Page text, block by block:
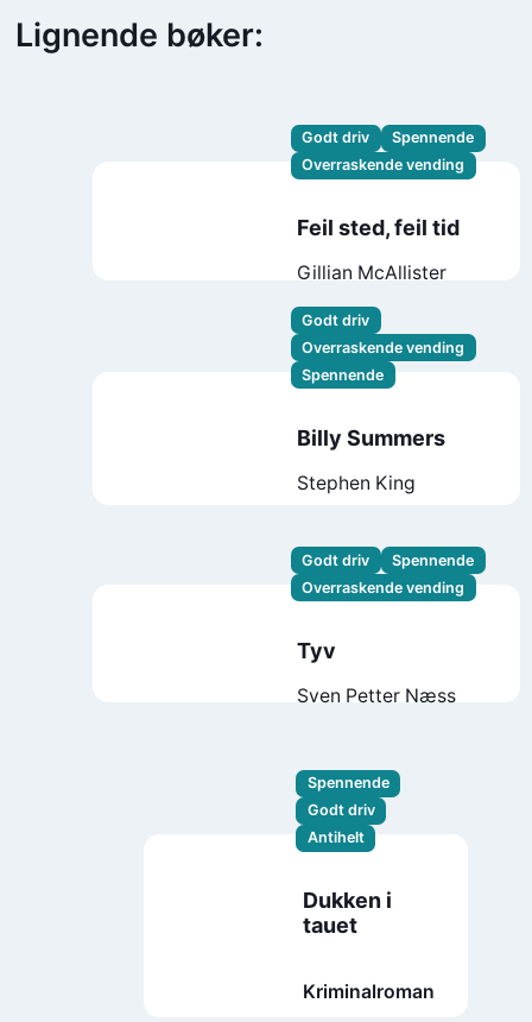
Lignende bøker:
Godt driv
Spennende
Overraskende vending
Feil sted, feil tid
Gillian McAllister
Godt driv
Overraskende vending
Spennende
Billy Summers
Stephen King
Godt driv
Spennende
Overraskende vending
Tyv
Sven Petter Næss
Spennende
Godt driv
Antihelt
Dukken i
tauet
Kriminalroman